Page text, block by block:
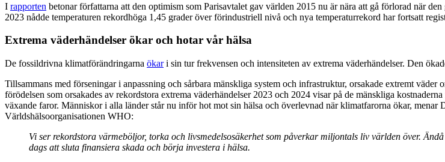
I rapporten betonar författarna att den optimism som Parisavtalet gav världen 2015 nu är nära att gå förlorad när
2023 nådde temperaturen rekordhöga 1,45 grader över förindustriell nivå och nya temperaturrekord har fortsatt
Extrema väderhändelser ökar och hotar vår hälsa
De fossildrivna klimatförändringarna ökari sin tur frekvensen och intensiteten av extrema väderhändelser. Den
Tillsammans med förseningar i anpassning och sårbara mänskliga system och infrastruktur, orsakade extremt
förödelsen som orsakades av rekordstora extrema väderhändelser 2023 och 2024 visar på de mänskliga
växande faror. Människor i alla länder står nu inför hot mot sin hälsa och överlevnad när klimatfarorna ökar,
Världshälsoorganisationen WHO:
Vi ser rekordstora värmeböljor, torka och livsmedelsosäkerhet som påverkar miljontals liv världen över.
dags att sluta finansiera skada och börja investera i hälsa.